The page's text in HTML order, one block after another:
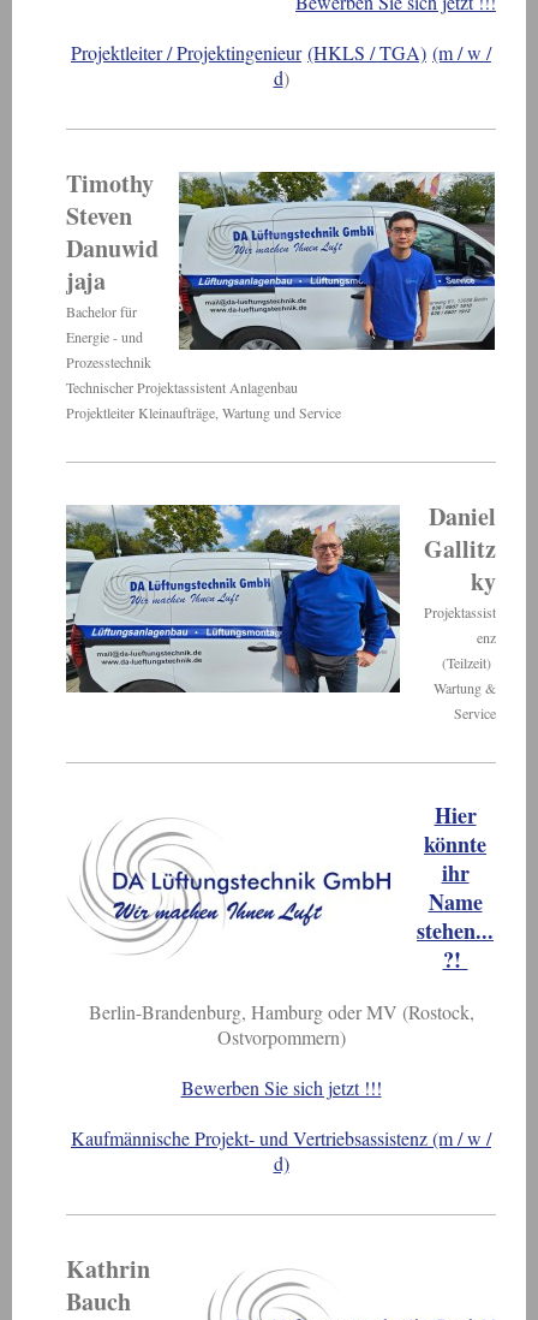
Projektleiter / Projektingenieur (HKLS / TGA) (m / w /
d)
Timothy
Steven
Danuwid
jaja
Bachelor für
Energie - und
Prozesstechnik
Technischer Projektassistent Anlagenbau
Projektleiter Kleinaufträge, Wartung und Service
Daniel
Gallitz
ky
Projektassist
enz
(Teilzeit)
Wartung &
Service
Hier
könnte
ihr
Name
stehen...
?!
Berlin-Brandenburg, Hamburg oder MV (Rostock,
Ostvorpommern)
Bewerben Sie sich jetzt !!!
Kaufmännische Projekt- und Vertriebsassistenz (m / w /
d)
Kathrin
Bauch